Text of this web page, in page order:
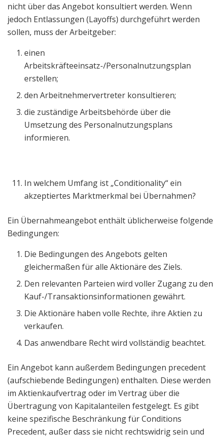
nicht über das Angebot konsultiert werden. Wenn
jedoch Entlassungen (Layoffs) durchgeführt werden
sollen, muss der Arbeitgeber:
einen
Arbeitskräfteeinsatz-/Personalnutzungsplan
erstellen;
den Arbeitnehmervertreter konsultieren;
die zuständige Arbeitsbehörde über die
Umsetzung des Personalnutzungsplans
informieren.
In welchem Umfang ist „Conditionality“ ein
akzeptiertes Marktmerkmal bei Übernahmen?
Ein Übernahmeangebot enthält üblicherweise folgende
Bedingungen:
Die Bedingungen des Angebots gelten
gleichermaßen für alle Aktionäre des Ziels.
Den relevanten Parteien wird voller Zugang zu den
Kauf-/Transaktionsinformationen gewährt.
Die Aktionäre haben volle Rechte, ihre Aktien zu
verkaufen.
Das anwendbare Recht wird vollständig beachtet.
Ein Angebot kann außerdem Bedingungen precedent
(aufschiebende Bedingungen) enthalten. Diese werden
im Aktienkaufvertrag oder im Vertrag über die
Übertragung von Kapitalanteilen festgelegt. Es gibt
keine spezifische Beschränkung für Conditions
Precedent, außer dass sie nicht rechtswidrig sein und